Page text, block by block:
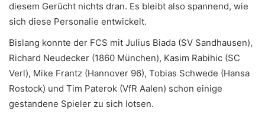
diesem Gerücht nichts dran. Es bleibt also spannend, wie
sich diese Personalie entwickelt.
Bislang konnte der FCS mit Julius Biada (SV Sandhausen),
Richard Neudecker (1860 München), Kasim Rabihic (SC
Verl), Mike Frantz (Hannover 96), Tobias Schwede (Hansa
Rostock) und Tim Paterok (VfR Aalen) schon einige
gestandene Spieler zu sich lotsen.